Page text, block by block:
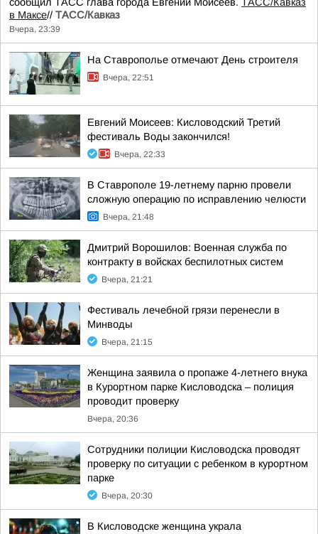
в Максе// ТАСС/Кавказ
Вчера, 23:39
На Ставрополье отмечают День строителя
Вчера, 22:51
Евгений Моисеев: Кисловодский Третий
фестиваль Воды закончился!
Вчера, 22:33
В Ставрополе 19-летнему парню провели
сложную операцию по исправлению челюсти
Вчера, 21:48
Дмитрий Ворошилов: Военная служба по
контракту в войсках беспилотных систем
Вчера, 21:21
Фестиваль лечебной грязи перенесли в
Минводы
Вчера, 21:15
Женщина заявила о пропаже 4-летнего внука
в Курортном парке Кисловодска – полиция
проводит проверку
Вчера, 20:36
Сотрудники полиции Кисловодска проводят
проверку по ситуации с ребенком в курортном
парке
Вчера, 20:30
В Кисловодске женщина украла